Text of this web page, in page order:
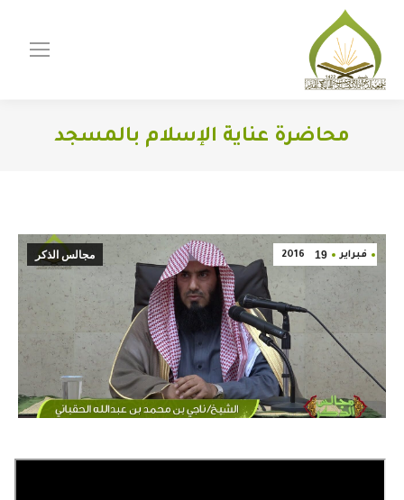
محاضرة عناية الإسلام بالمسجد
فبراير 19
2016 مجالس الذكر